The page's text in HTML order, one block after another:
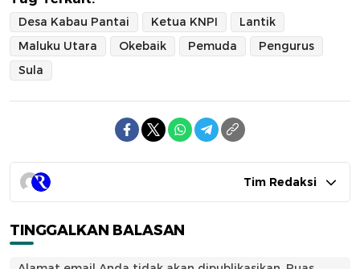
Desa Kabau Pantai Ketua KNPI
Lantik
Maluku Utara
Okebaik Pemuda
Pengurus
Sula
Tim Redaksi
TINGGALKAN BALASAN